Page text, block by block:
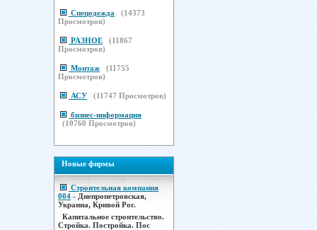
Спецодежда (14373
Просмотров)
РАЗНОЕ (11867
Просмотров)
Монтаж (11755
Просмотров)
АСУ (11747 Просмотров)
бизнес-информация
(10760 Просмотров)
Новые фирмы
Строительная компания
004 - Днепропетровская,
Украина, Кривой Рог.
Капитальное строительство.
Стройка. Постройка. Пос